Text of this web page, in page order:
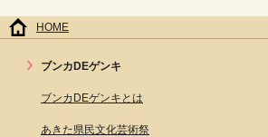
HOME
ブンカDEゲンキ
ブンカDEゲンキとは
あきた県民文化芸術祭